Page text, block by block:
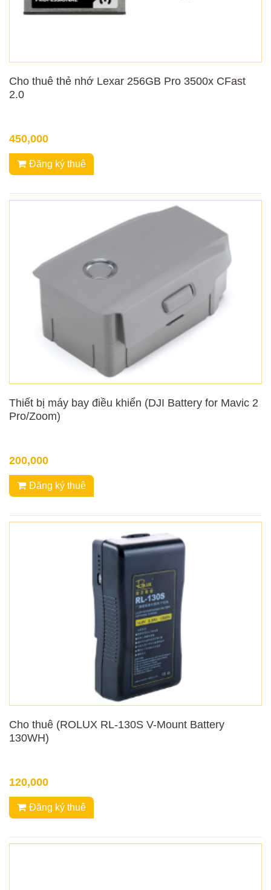
Cho thuê thẻ nhớ Lexar 256GB Pro 3500x CFast
2.0
450,000
Đăng ký thuê
Thiết bị máy bay điều khiển (DJI Battery for Mavic 2
Pro/Zoom)
200,000
Đăng ký thuê
Cho thuê (ROLUX RL-130S V-Mount Battery
130WH)
120,000
Đăng ký thuê